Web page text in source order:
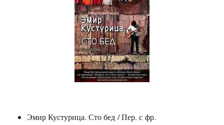
Эмир Кустурица. Сто бед / Пер. с фр.